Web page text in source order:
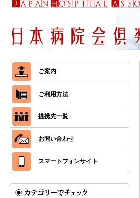
ご案内
ご利用方法
提携先一覧
お問い合わせ
スマートフォンサイト